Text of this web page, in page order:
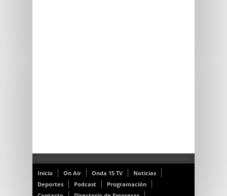
Inicio On Air Onda 15 TV
Noticias
Deportes
Podcast
Programación